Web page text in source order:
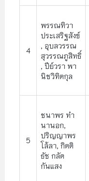
4
พรรณทิวา
ประเสริฐสังข์
, อุบลวรรณ
สุวรรณภูสิทธิ์
, ปีย์วรา พา
นิชวิทิตกุล
5
ชนาพร ทํา
นานอก,
ปริญญาพร
โล้ลา, กิตติ
ธัช กลัด
กันแสง